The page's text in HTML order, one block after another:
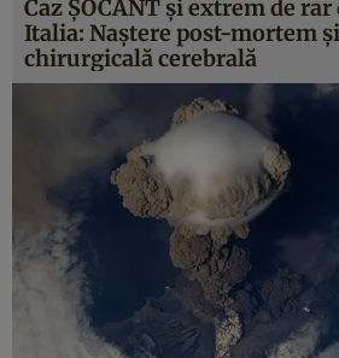
Caz ŞOCANT şi extrem de
Italia: Naştere post-mortem
chirurgicală cerebrală